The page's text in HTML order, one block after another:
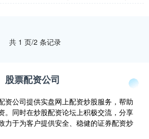
共 1 页/2 条记录
股票配资公司
资公司提供实盘网上配资炒股服务，帮助
。同时在炒股配资论坛上积极交流，分享
力于为客户提供安全、稳健的证券配资炒